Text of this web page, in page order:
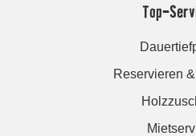
Top-
Reservieren